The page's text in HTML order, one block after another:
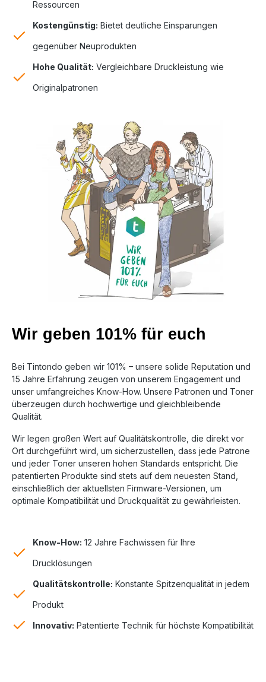
Ressourcen
Kostengünstig: Bietet deutliche Einsparungen
gegenüber Neuprodukten
Hohe Qualität: Vergleichbare Druckleistung wie
Originalpatronen
Wir geben 101% für euch
Bei Tintondo geben wir 101% – unsere solide Reputation und
15 Jahre Erfahrung zeugen von unserem Engagement und
unser umfangreiches Know-How. Unsere Patronen und Toner
überzeugen durch hochwertige und gleichbleibende
Qualität.
Wir legen großen Wert auf Qualitätskontrolle, die direkt vor
Ort durchgeführt wird, um sicherzustellen, dass jede Patrone
und jeder Toner unseren hohen Standards entspricht. Die
patentierten Produkte sind stets auf dem neuesten Stand,
einschließlich der aktuellsten Firmware-Versionen, um
optimale Kompatibilität und Druckqualität zu gewährleisten.
Know-How: 12 Jahre Fachwissen für Ihre
Drucklösungen
Qualitätskontrolle: Konstante Spitzenqualität in jedem
Produkt
Innovativ: Patentierte Technik für höchste Kompatibilität